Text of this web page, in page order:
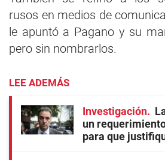
rusos en medios de
le apuntó a Pagano y su
pero sin nombrarlos.
LEE ADEMÁS
Investigación
un
para que